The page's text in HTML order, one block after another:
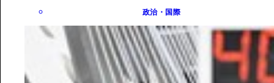
政治・国際